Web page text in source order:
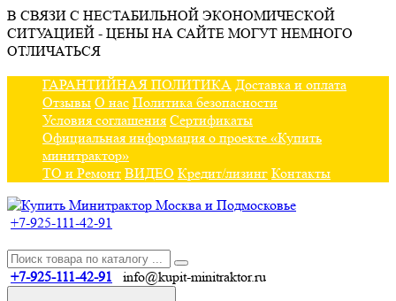
В СВЯЗИ С НЕСТАБИЛЬНОЙ ЭКОНОМИЧЕСКОЙ
СИТУАЦИЕЙ - ЦЕНЫ НА САЙТЕ МОГУТ НЕМНОГО
ОТЛИЧАТЬСЯ
ГАРАНТИЙНАЯ ПОЛИТИКА Доставка и оплата
Отзывы О нас Политика безопасности
Условия соглашения Сертификаты
Официальная информация о проекте «Купить
минитрактор»
ТО и Ремонт ВИДЕО Кредит/лизинг Контакты
+7-925-111-42-91
+7-925-111-42-91 info@kupit-minitraktor.ru